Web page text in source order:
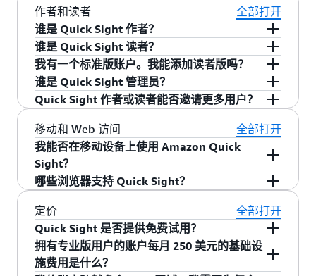
织内的所有员工都可以更轻松地在任何设备上构
建可视化内容、执行临时分析并快速从数据中获
得业务洞察。借助 Quick Sight，组织能够将其业
务分析功能扩展到成千上万用户，并通过使用强
大的内存引擎 SPICE 提供快速而敏捷的查询性
能。
间构建复杂的数据模型，然后才能生成控制面板
或报告。它们还要求在昂贵的硬件和软件上进行
大量前期投资，而且随着数据库规模扩大，需要
持续投入基础设施成本以维持性能。这种高成本
和复杂性阻碍了其在组织内广泛采用。
Quick Sight 通过为所有企业数据来源提供云原生
的、人工智能驱动的商业智能来应对这些挑战。
组织无需购买昂贵的长期许可证，只需为每位用
户支付简单的月费；而内置代理则通过研究和自
动化功能弥合了洞察和行动之间的差距。Quick 通
过打造人工智能驱动的数字工作场所，进一步扩
展了 Quick Sight 的商业智能能力。Quick 将研究
功能、数据驱动的洞察和自动化工具集成到单一
体验中。各种技能水平的业务用户都能获得人工
智能代理的支持，这些代理可以简化复杂任务，
帮助更快制定决策。现在，用户可在几分钟（而
快的并行内存中计算引擎。SPICE 专门针对云进行
全新构建，它通过最新的硬件创新和机器代码生
成实现列式存储与内存技术的结合，让您能够在
大型数据集上运行交互式查询并快速获得响应。
SPICE 支持大量计算，可帮助您从分析中获得有价
值的见解，而且不必为预置或管理基础设施而担
心。SPICE 内的数据将长期保存，直到被用户明确
地删除。SPICE 还会自动复制数据以获得高可用
性，并且使 Quick Sight 能够扩展到成千上万用
户，使他们可以同时在各种 AWS 数据来源中执行
快速的交互式分析。
有兴趣探索 QuickSight 商业智能（BI）功能的客
户可以利用 Quick Suite 免费试用服务试用全部功
能，试用期 30 天，每个账户最多支持 25 名用
户。
作者和读者
全部打开
谁是 Quick Sight 作者？
Quick Sight 作者是指可以连接到 AWS 内外部数据
来源、创建视觉内容和分析数据的用户。作者可
以使用 Quick Sight 的高级功能（如参数和计算字
段）创建交互式控制面板，并以账户中其他用户
的身份发布这些控制面板。Quick Sight 中有两种
类型的作者许可证：作者版和作者专业版。作者
专业版包含作者版的所有功能，并添加了生成式
商业智能功能（包括使用自然语言构建控制面
板，创建 Q 主题，执行控制面板摘要，以及构建
和共享生成式数据故事）。出于计费目的，管理
Quick Sight 账户的个人必须具有作者版或作者专
业版角色。在已推出全新 Quick 功能的区域，作
者专业版用户可获得 Quick 企业版的所有功能；
谁是 Quick Sight 读者？
Quick Sight 读者是指使用交互式控制面板的用
户。读者可以使用 Web 浏览器或移动应用程序通
过所在组织的首选身份验证机制登录、查看共享
的控制面板、筛选数据、查看详细信息或将数据
导出为 CSV 文件。系统不会为读者分配任何
SPICE 容量。
可将个人最终用户预置为以读者身份访问 Quick
Sight。读者定价仅适用于手动会话交互。我们保
留在以下情况下按较高的月度作者费率向读者收
费的权利：根据我们的判断，您正在将读者会话
用于其他类型的用途（例如，编程查询或自动化
查询）。
我有一个标准版账户。我能添加读者版吗？
不能，读者版和读者专业版仅在 Amazon Quick
Sight 企业版中可用。如果您拥有标准版账户，可
以通过 Quick Sight 管理页面升级为企业版账户。
谁是 Quick Sight 管理员？
Quick Sight 管理员是指可以管理 Quick Sight 用户
和账户级首选项，以及为账户购买 SPICE 容量和
年度订阅服务的用户。管理员还能使用所有 Quick
Sight 创作功能。管理员也可以在需要时将标准版
账户升级为企业版账户。出于计费目的，Quick
Sight 作者和管理员均被视为作者。
Quick Sight 作者或读者能否邀请更多用户？
不能，Quick Sight 作者和读者这两种类型的用户
不能更改账户权限或邀请更多用户。Quick Sight
提供管理员用户，管理员用户可以管理 Quick
Sight 用户和账户级首选项，以及为账户购买
SPICE 容量和年度订阅服务。管理员还能使用所有
Quick Sight 创作功能。管理员也可以在需要时将
标准版账户升级为企业版账户。
移动和 Web 访问
全部打开
我能否在移动设备上使用 Amazon Quick
Sight？
Quick Sight 移动应用程序（可在 iOS 和 Android
设备上使用）可让您即时访问您的数据和见解，
以便您随时作出决策。浏览、搜索并与您的控制
面板交互。添加控制面板到收藏夹中，以便快
速、轻松地访问。通过向下钻取、筛选等探索您
哪些浏览器支持 Quick Sight？
Quick Sight 支持最新版本的 Mozilla Firefox、
Chrome、Safari、Internet Explorer（版本 10 及
以上）和 Edge。
定价
全部打开
Quick Sight 是否提供免费试用？
有兴趣探索 Quick Sight 商业智能（BI）功能的客
户可以利用 Quick 免费试用服务试用全部功能，
拥有专业版用户的账户每月 250 美元的基础设
施费用是什么？